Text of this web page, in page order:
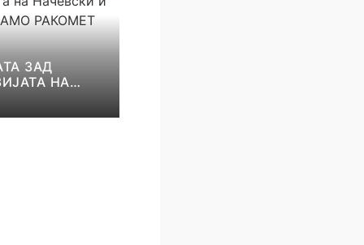
ЗАД
НА
И НИКОЛОВ!
С5Е8